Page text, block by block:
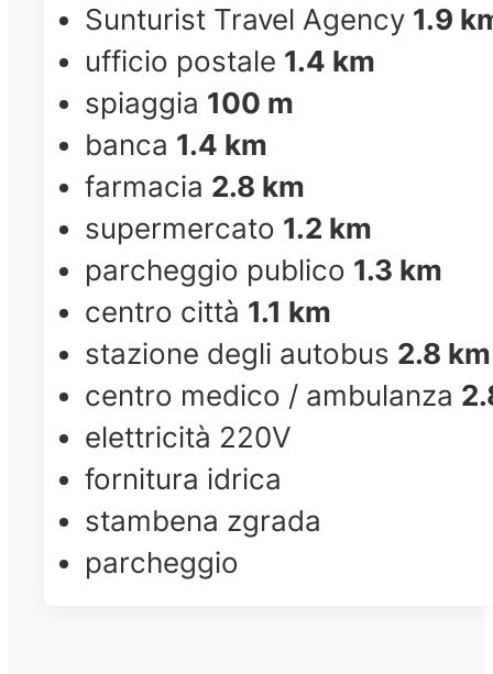
Sunturist Travel Agency 1.9
ufficio postale 1.4 km
spiaggia 100 m
banca 1.4 km
farmacia 2.8 km
supermercato 1.2 km
parcheggio publico 1.3 km
centro città 1.1 km
stazione degli autobus 2.8 km
centro medico / ambulanza
elettricità 220V
fornitura idrica
stambena zgrada
parcheggio